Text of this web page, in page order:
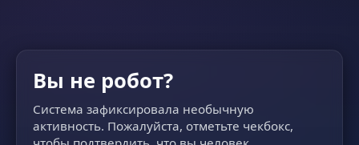
Вы не робот?
Система зафиксировала необычную
активность. Пожалуйста, отметьте чекбокс,